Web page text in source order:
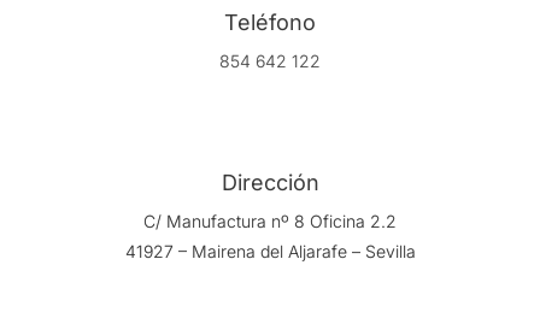
Teléfono
854 642 122
Dirección
C/ Manufactura nº 8 Oficina 2.2
41927 – Mairena del Aljarafe – Sevilla